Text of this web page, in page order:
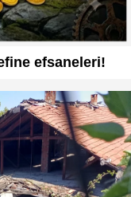
efsaneleri!